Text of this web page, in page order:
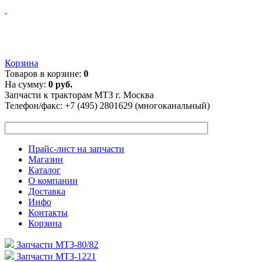
Корзина
Товаров в корзине: 0
На сумму: 0 руб.
Запчасти к тракторам МТЗ г. Москва
Телефон/факс: +7 (495) 2801629 (многоканальный)
Прайс-лист на запчасти
Магазин
Каталог
О компании
Доставка
Инфо
Контакты
Корзина
Запчасти МТЗ-80/82
Запчасти МТЗ-1221